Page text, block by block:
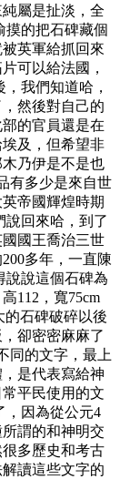
屬是扯淡，全
摸的把石碑藏個
英軍給抓回來
可以給法國，
我們知道哈，
然後對自己的
的官員還是在
及，但希望非
乃伊是不是也
有多少是來自世
帝國輝煌時期
說回來哈，到了
國王喬治三世
多年，一直陳
說說這個石碑為
112，寬75cm
的石碑破碎以後
卻密密麻麻了
同的文字，最上
是代表寫給神
平民使用的文
，因為從公元4
謂的和神明交
多歷史和考古
讀這些文字的